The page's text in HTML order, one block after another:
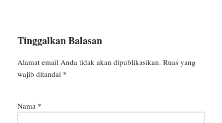
Tinggalkan Balasan
Alamat email Anda tidak akan dipublikasikan. Ruas yang
wajib ditandai *
Nama *